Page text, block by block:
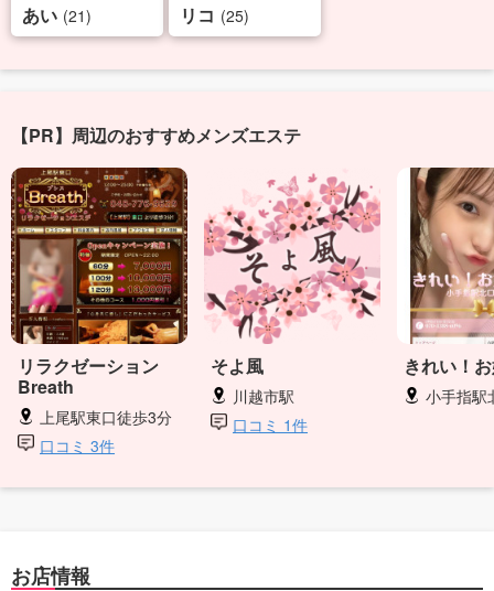
あい (21) リコ (25)
【PR】周辺のおすすめメンズエステ
リラクゼーション
Breath
上尾駅東口徒歩3分
口コミ 3件
そよ風
川越市駅
口コミ 1件
きれい！
小手指駅
お店情報